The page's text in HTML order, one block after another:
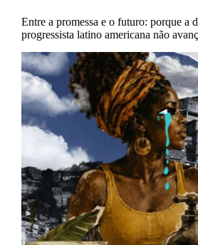
Entre a promessa e o futuro: porque a
progressista latino americana não